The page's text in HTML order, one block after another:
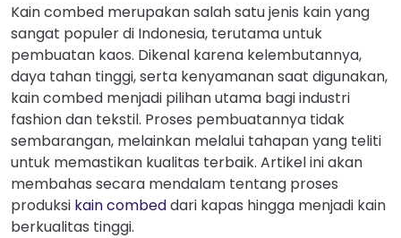
Kain combed merupakan salah satu jenis kain yang
sangat populer di Indonesia, terutama untuk
pembuatan kaos. Dikenal karena kelembutannya,
daya tahan tinggi, serta kenyamanan saat digunakan,
kain combed menjadi pilihan utama bagi industri
fashion dan tekstil. Proses pembuatannya tidak
sembarangan, melainkan melalui tahapan yang teliti
untuk memastikan kualitas terbaik. Artikel ini akan
membahas secara mendalam tentang proses
produksi kain combeddari kapas hingga menjadi kain
berkualitas tinggi.